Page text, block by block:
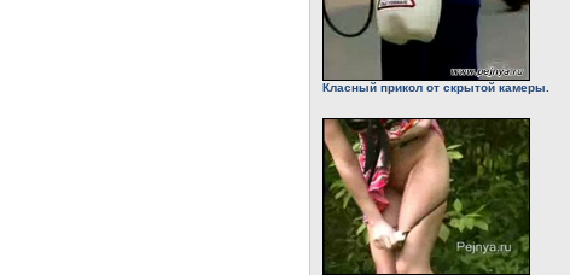
Класный прикол от скрытой камеры.